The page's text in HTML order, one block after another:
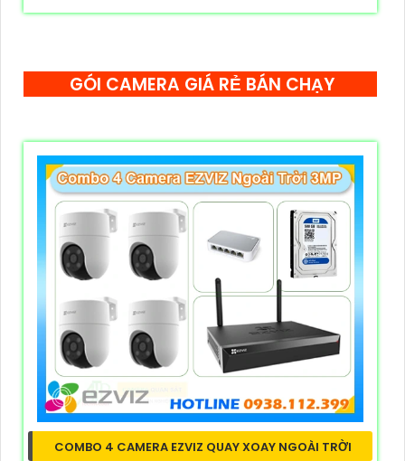
GÓI CAMERA GIÁ RẺ BÁN CHẠY
COMBO 4 CAMERA EZVIZ QUAY XOAY NGOÀI TRỜI